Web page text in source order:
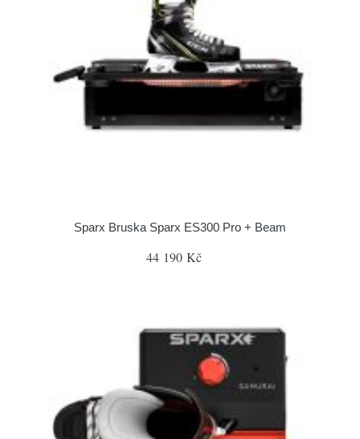
Sparx Bruska Sparx ES300 Pro + Beam
44 190 Kč